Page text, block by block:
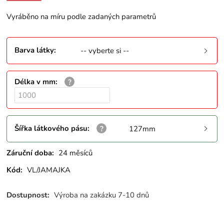
Vyráběno na míru podle zadaných parametrů
Barva látky: -- vyberte si --
Délka v mm:
Šířka látkového pásu: 127mm
Záruční doba: 24 měsíců
Kód: VL/JAMAJKA
Dostupnost: Výroba na zakázku 7-10 dnů